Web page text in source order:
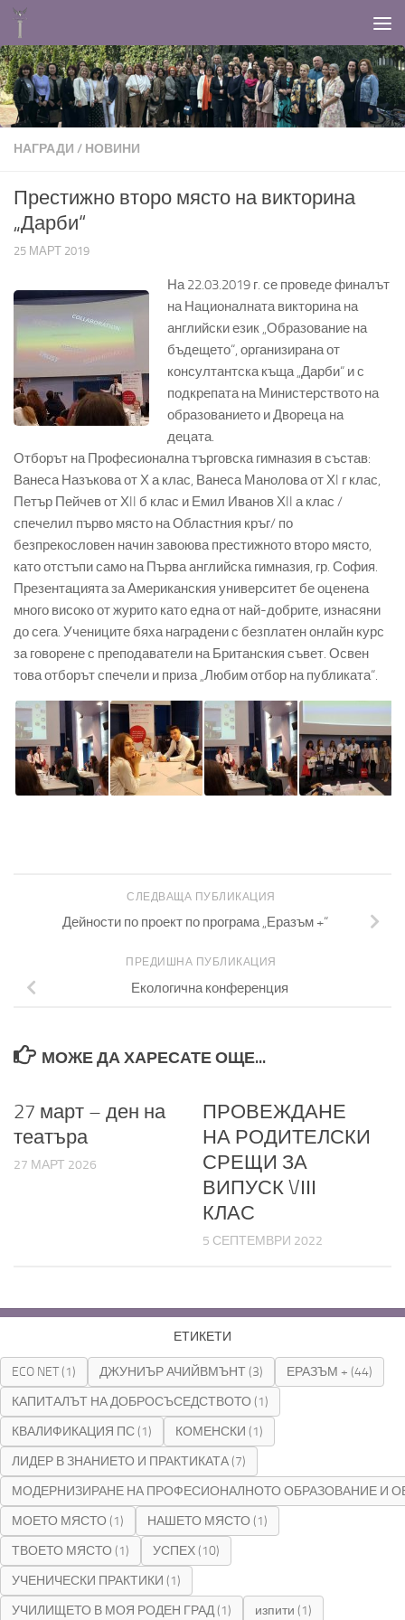
НАГРАДИ / НОВИНИ
Престижно второ място на викторина
„Дарби“
25 МАРТ 2019
На 22.03.2019 г. се проведе финалът
на Националната викторина на
английски език „Образование на
бъдещето“, организирана от
консултантска къща „Дарби“ и с
подкрепата на Министерството на
образованието и Двореца на
децата.
Отборът на Професионална търговска гимназия в състав:
Ванеса Назъкова от Х а клас, Ванеса Манолова от ХI г клас,
Петър Пейчев от ХII б клас и Емил Иванов ХII а клас /
спечелил първо място на Областния кръг/ по
безпрекословен начин завоюва престижното второ място,
като отстъпи само на Първа английска гимназия, гр. София.
Презентацията за Американския университет бе оценена
много високо от журито като една от най-добрите, изнасяни
до сега. Учениците бяха наградени с безплатен онлайн курс
за говорене с преподаватели на Британския съвет. Освен
това отборът спечели и приза „Любим отбор на публиката“.
СЛЕДВАЩА ПУБЛИКАЦИЯ
Дейности по проект по програма „Еразъм +“
ПРЕДИШНА ПУБЛИКАЦИЯ
Екологична конференция
МОЖЕ ДА ХАРЕСАТЕ ОЩЕ...
27 март – ден на
театъра
27 МАРТ 2026
ПРОВЕЖДАНЕ
НА РОДИТЕЛСКИ
СРЕЩИ ЗА
ВИПУСК VІІІ
КЛАС
5 СЕПТЕМВРИ 2022
ЕТИКЕТИ
ECO NET(1) ДЖУНИЪР АЧИЙВМЪНТ(3) ЕРАЗЪМ + (44)
КАПИТАЛЪТ НА ДОБРОСЪСЕДСТВОТО (1)
КВАЛИФИКАЦИЯ ПС(1) КОМЕНСКИ (1)
ЛИДЕР В ЗНАНИЕТО И ПРАКТИКАТА(7)
МОДЕРНИЗИРАНЕ НА ПРОФЕСИОНАЛНОТО ОБРАЗОВАНИЕ И
МОЕТО МЯСТО (1) НАШЕТО МЯСТО (1)
ТВОЕТО МЯСТО (1) УСПЕХ(10)
УЧЕНИЧЕСКИ ПРАКТИКИ (1)
УЧИЛИЩЕТО В МОЯ РОДЕН ГРАД(1) изпити (1)